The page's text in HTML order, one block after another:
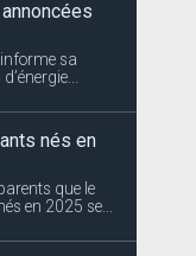
sa
nés en
que le
en 2025 se...